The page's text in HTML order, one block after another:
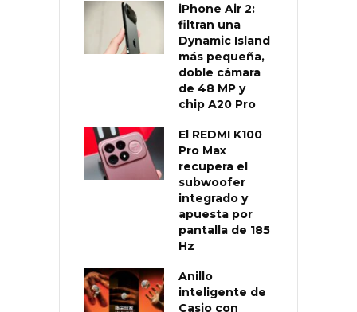
iPhone Air 2:
filtran una
Dynamic Island
más pequeña,
doble cámara
de 48 MP y
chip A20 Pro
El REDMI K100
Pro Max
recupera el
subwoofer
integrado y
apuesta por
pantalla de 185
Hz
Anillo
inteligente de
Casio con